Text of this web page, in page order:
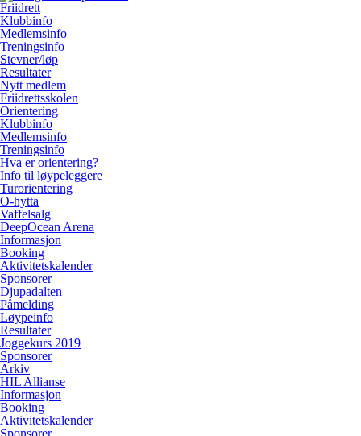
Friidrett
Klubbinfo
Medlemsinfo
Treningsinfo
Stevner/løp
Resultater
Nytt medlem
Friidrettsskolen
Orientering
Klubbinfo
Medlemsinfo
Treningsinfo
Hva er orientering?
Info til løypeleggere
Turorientering
O-hytta
Vaffelsalg
DeepOcean Arena
Informasjon
Booking
Aktivitetskalender
Sponsorer
Djupadalten
Påmelding
Løypeinfo
Resultater
Joggekurs 2019
Sponsorer
Arkiv
HIL Allianse
Informasjon
Booking
Aktivitetskalender
Sponsorer